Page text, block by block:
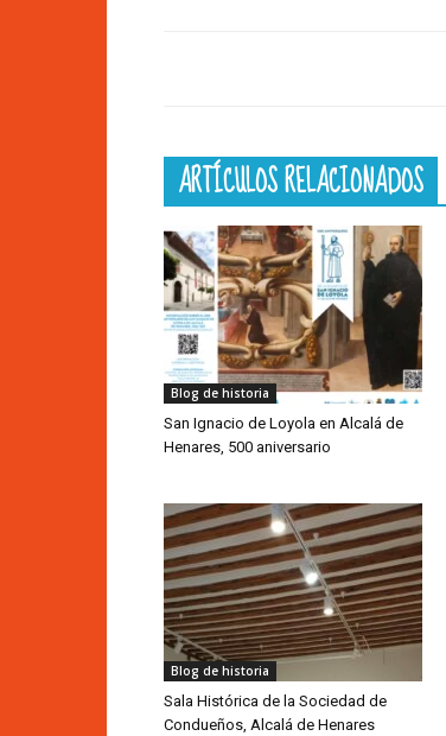
ARTÍCULOS RELACIONADOS
Blog de historia
San Ignacio de Loyola en Alcalá de
Henares, 500 aniversario
Blog de historia
Sala Histórica de la Sociedad de
Condueños, Alcalá de Henares